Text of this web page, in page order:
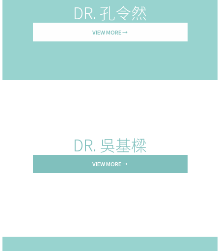
DR. 孔令然
VIEW MORE →
DR. 吳基樑
VIEW MORE →